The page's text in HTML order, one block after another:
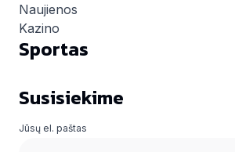
Naujienos
Kazino
Sportas
Susisiekime
Jūsų el. paštas